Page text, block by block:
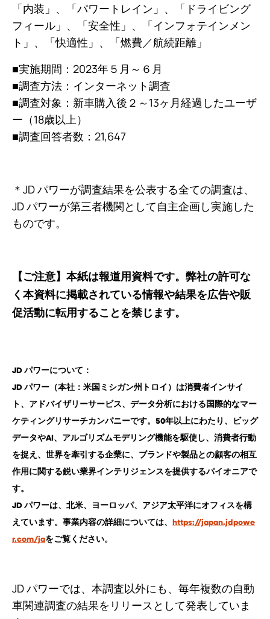
「内装」、「パワートレイン」、「ドライビング
フィール」、「安全性」、「インフォテインメン
ト」、「快適性」、「燃費／航続距離」
■実施期間：2023年５月～６月
■調査方法：インターネット調査
■調査対象：新車購入後２～13ヶ月経過したユーザ
ー（18歳以上）
■調査回答者数：21,647
＊JD パワーが調査結果を公表する全ての調査は、
JD パワーが第三者機関として自主企画し実施した
ものです。
【ご注意】本紙は報道用資料です。弊社の許可な
く本資料に掲載されている情報や結果を広告や販
促活動に転用することを禁じます。
JD パワーについて：
JD パワー（本社：米国ミシガン州トロイ）は消費者インサイ
ト、アドバイザリーサービス、データ分析における国際的なマー
ケティングリサーチカンパニーです。50年以上にわたり、ビッグ
データやAI、アルゴリズムモデリング機能を駆使し、消費者行動
を捉え、世界を牽引する企業に、ブランドや製品との顧客の相互
作用に関する鋭い業界インテリジェンスを提供するパイオニアで
す。
JD パワーは、北米、ヨーロッパ、アジア太平洋にオフィスを構
えています。事業内容の詳細については、 https://japan.jdpowe
r.com/jaをご覧ください。
JD パワーでは、本調査以外にも、毎年複数の自動
車関連調査の結果をリリースとして発表していま